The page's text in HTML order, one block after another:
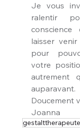
Je vous
ralentir
laisser
pour
votre
autrement
auparavant.
Doucement
Joanna
gestalttherapeute